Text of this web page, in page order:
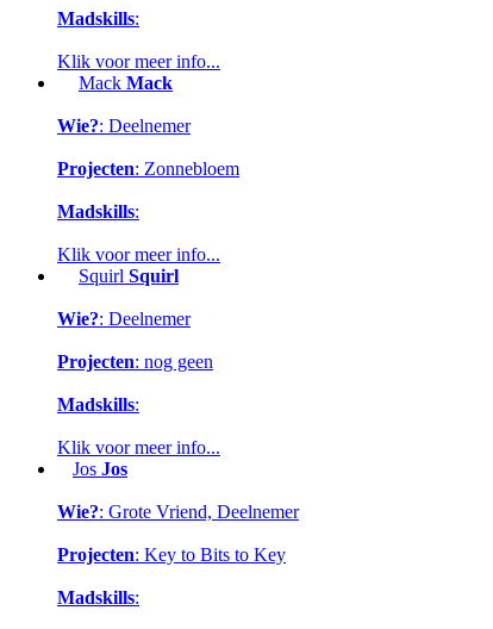
Madskills:
Klik voor meer info...
Mack Mack
Wie?: Deelnemer
Projecten: Zonnebloem
Madskills:
Klik voor meer info...
Squirl Squirl
Wie?: Deelnemer
Projecten: nog geen
Madskills:
Klik voor meer info...
Jos Jos
Wie?: Grote Vriend, Deelnemer
Projecten: Key to Bits to Key
Madskills: